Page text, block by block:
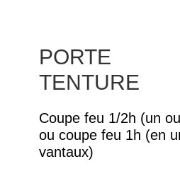
PORTE
TENTURE
Coupe feu 1/2h (un
ou coupe feu 1h (en
vantaux)